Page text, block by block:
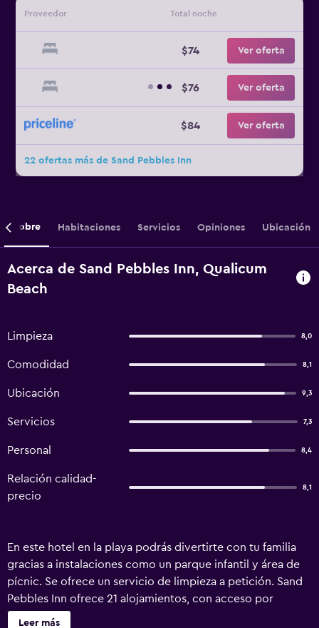
Proveedor Total noche
$74 Ver oferta
$76 Ver oferta
$84 Ver oferta
22 ofertas más de Sand Pebbles Inn
Sobre Habitaciones Servicios Opiniones Ubicación
Acerca de Sand Pebbles Inn, Qualicum
Beach
Limpieza 8,0
Comodidad 8,1
Ubicación 9,3
Servicios 7,3
Personal 8,4
Relación calidad-
precio
8,1
En este hotel en la playa podrás divertirte con tu familia
gracias a instalaciones como un parque infantil y área de
pícnic. Se ofrece un servicio de limpieza a petición. Sand
Pebbles Inn ofrece 21 alojamientos, con acceso por
pasillos exteriores y cafetera y tetera y secador de pelo.
Leer más